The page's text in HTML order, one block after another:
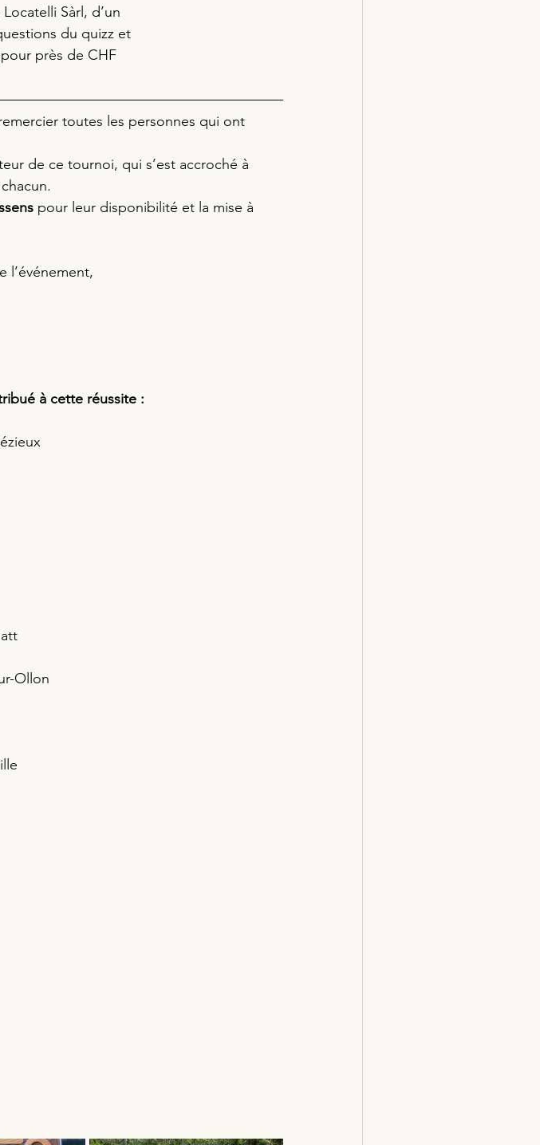
Sàrl, d’un
du quizz et
près de CHF
toutes les personnes qui ont
de ce tournoi, qui s’est accroché à
pour leur disponibilité et la mise à
l’événement,
à cette réussite :
Ollon